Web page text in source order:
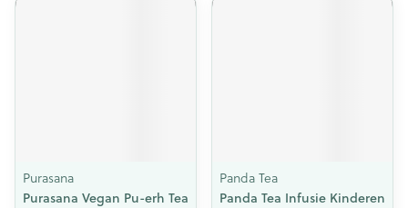
Purasana
Purasana Vegan Pu-erh Tea
Panda Tea
Panda Tea Infusie Kinderen